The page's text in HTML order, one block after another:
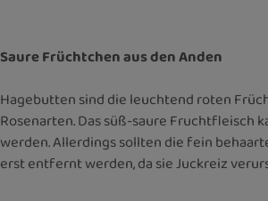
Saure Früchtchen aus den Anden
Hagebutten sind die leuchtend roten
Rosenarten. Das süß-saure Fruchtfleisch
werden. Allerdings sollten die fein
erst entfernt werden, da sie Juckreiz